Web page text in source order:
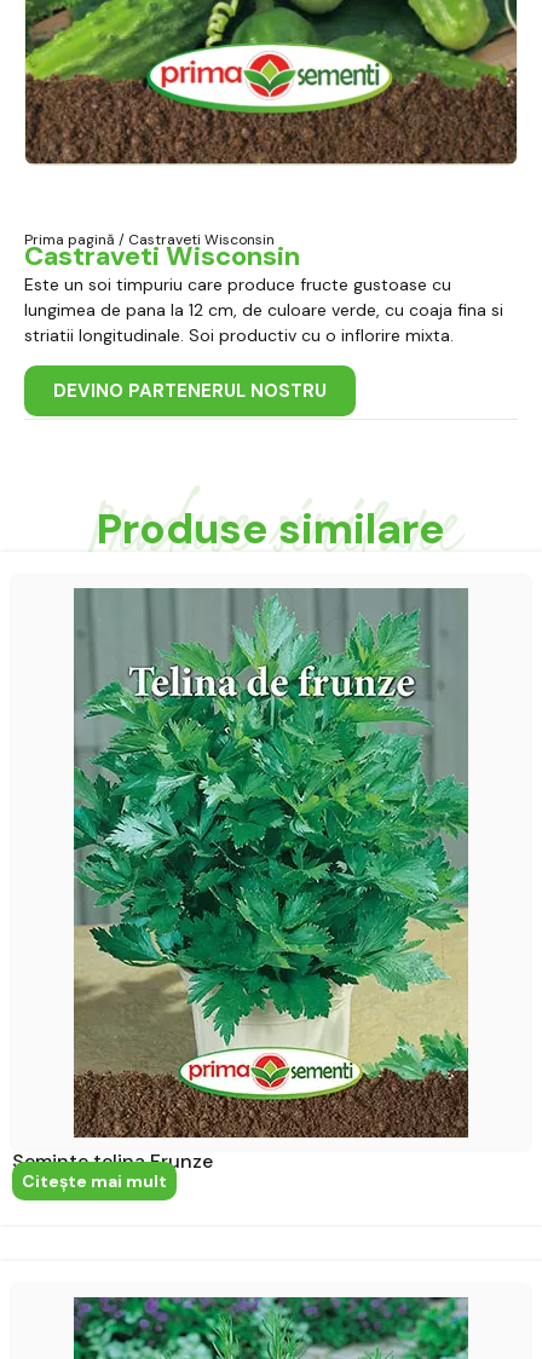
Prima pagină / Castraveti Wisconsin
Castraveti Wisconsin
Este un soi timpuriu care produce fructe gustoase cu
lungimea de pana la 12 cm, de culoare verde, cu coaja fina si
striatii longitudinale. Soi productiv cu o inflorire mixta.
DEVINO PARTENERUL NOSTRU
Produse similare
Produse similare
Seminte telina Frunze
Citeşte mai mult